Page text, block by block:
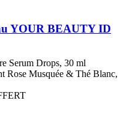
YOUR BEAUTY ID
Serum Drops, 30 ml
Rose Musquée & Thé Blanc,